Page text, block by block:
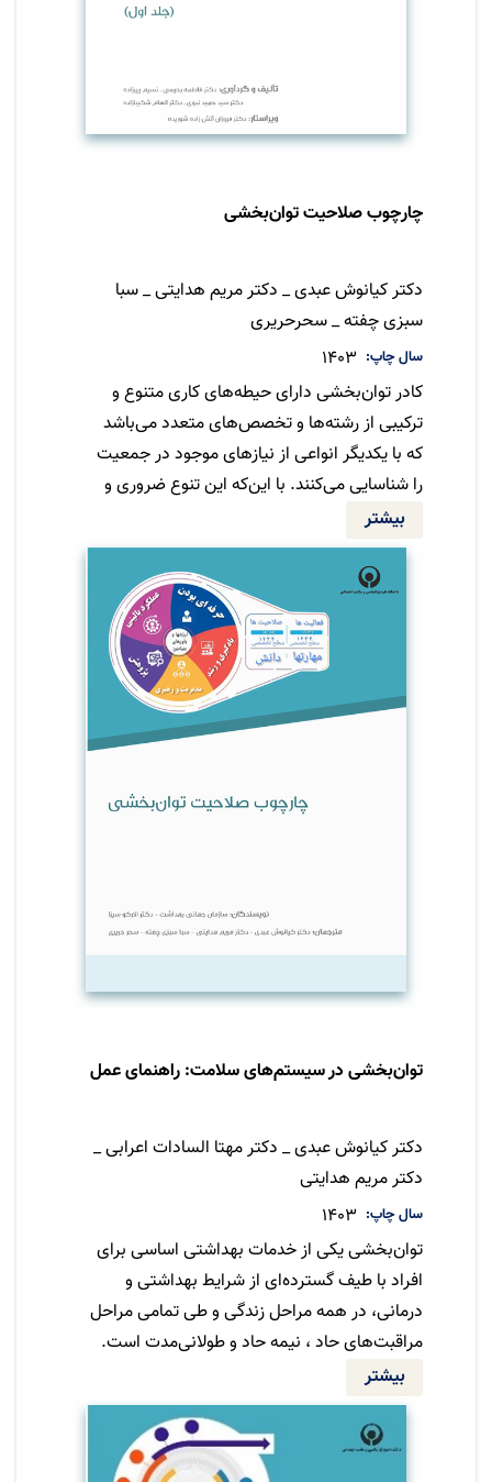
چارچوب صلاحیت توان‌بخشی
دکتر کیانوش عبدی _ دکتر مریم هدایتی _ سبا
سبزی چفته _ سحرحریری
سال چاپ
1403
کادر توان‌بخشی دارای حیطه‌های کاری متنوع و
ترکیبی از رشته‌ها و تخصص‌های متعدد می‌باشد
که با یکدیگر انواعی از نیازهای موجود در جمعیت
را شناسایی می‌کنند. با این‌که این تنوع ضروری و
ارزشمند می‌باشد، اما ممکن است برای منابع
محدود کشورها و مجموعه‌هایی که قصد تأمین
نیروهای توان‌بخشی خود را دارند، چالشی ویژه
ایجاد کند. یک چارچوب صلاحیتی که دامنه‌ای از
فعالیت‌های اجراشده توسط درمانگران مختلف
توان‌بخشی را شناسایی می‌کند؛ و صلاحیت‌های
اصلی آن‌ها را برای عملکرد مؤثر توانمند می‌کند،
منبعی ارزشمند جهت مؤسسات آموزشی،
تنظیم مقررات در این محیط‌ها است.
بیشتر
توان‌بخشی در سیستم‌های سلامت: راهنمای عمل
دکتر کیانوش عبدی _ دکتر مهتا السادات اعرابی _
دکتر مریم هدایتی
سال چاپ
1403
توان‌بخشی یکی از خدمات بهداشتی اساسی برای
افراد با طیف گسترده‌ای از شرایط بهداشتی و
درمانی، در همه مراحل زندگی و طی تمامی مراحل
مراقبت‌های حاد ، نیمه حاد و طولانی‌مدت است.
توان‌بخشی با تمرکز در درجه اول بر بهبود عملکرد
افراد و همچنین کاهش تجربه ناتوانی، تأثیر
وضعیت سلامت بر زندگی فرد را مورد بررسی قرار
می‌دهد. تمرکز توان‌بخشی بر عملکرد فرد و نه
بیشتر